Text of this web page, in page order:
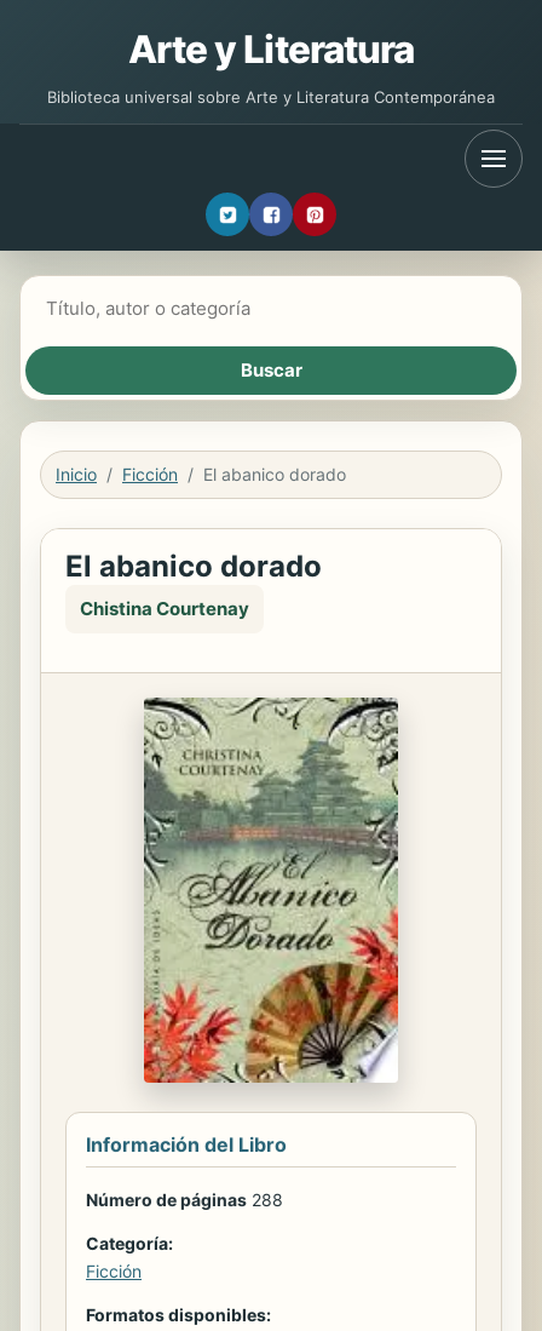
Arte y Literatura
Biblioteca universal sobre Arte y Literatura Contemporánea
Inicio Ficción El abanico dorado
El abanico dorado
Chistina Courtenay
Información del Libro
Número de páginas 288
Categoría:
Ficción
Formatos disponibles: